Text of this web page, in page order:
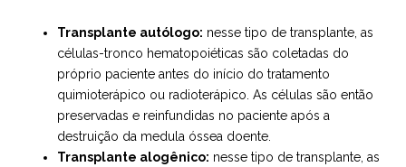
Transplante autólogo: nesse tipo de transplante, as
células-tronco hematopoiéticas são coletadas do
próprio paciente antes do início do tratamento
quimioterápico ou radioterápico. As células são então
preservadas e reinfundidas no paciente após a
destruição da medula óssea doente.
Transplante alogênico: nesse tipo de transplante, as